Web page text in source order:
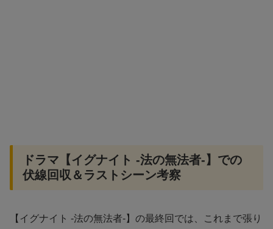
ドラマ【イグナイト -法の無法者-】での
伏線回収＆ラストシーン考察
【イグナイト -法の無法者-】の最終回では、これまで張り